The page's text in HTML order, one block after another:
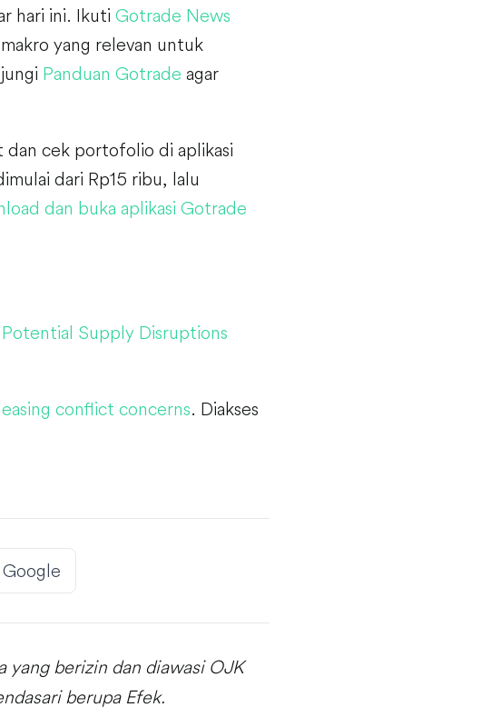
hari ini. Ikuti Gotrade News
yang relevan untuk
Panduan Gotrade agar
dan cek portofolio di aplikasi
dari Rp15 ribu, lalu
dan buka aplikasi Gotrade
Potential Supply Disruptions
conflict concerns. Diakses
yang berizin dan diawasi OJK
berupa Efek.